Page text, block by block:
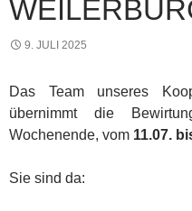
9. JULI 2025
Das Team unseres
übernimmt die
Wochenende, vom 11.07.
Sie sind da: